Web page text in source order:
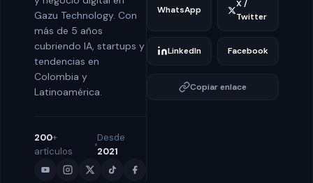
Gazu Technology. Con
más de 5 años
cubriendo IA, startups y
tendencias en
Colombia y
Latinoamérica.
200+
artículos
Desde
2021
WhatsApp
X /
Twitter
LinkedIn Facebook
Copiar enlace